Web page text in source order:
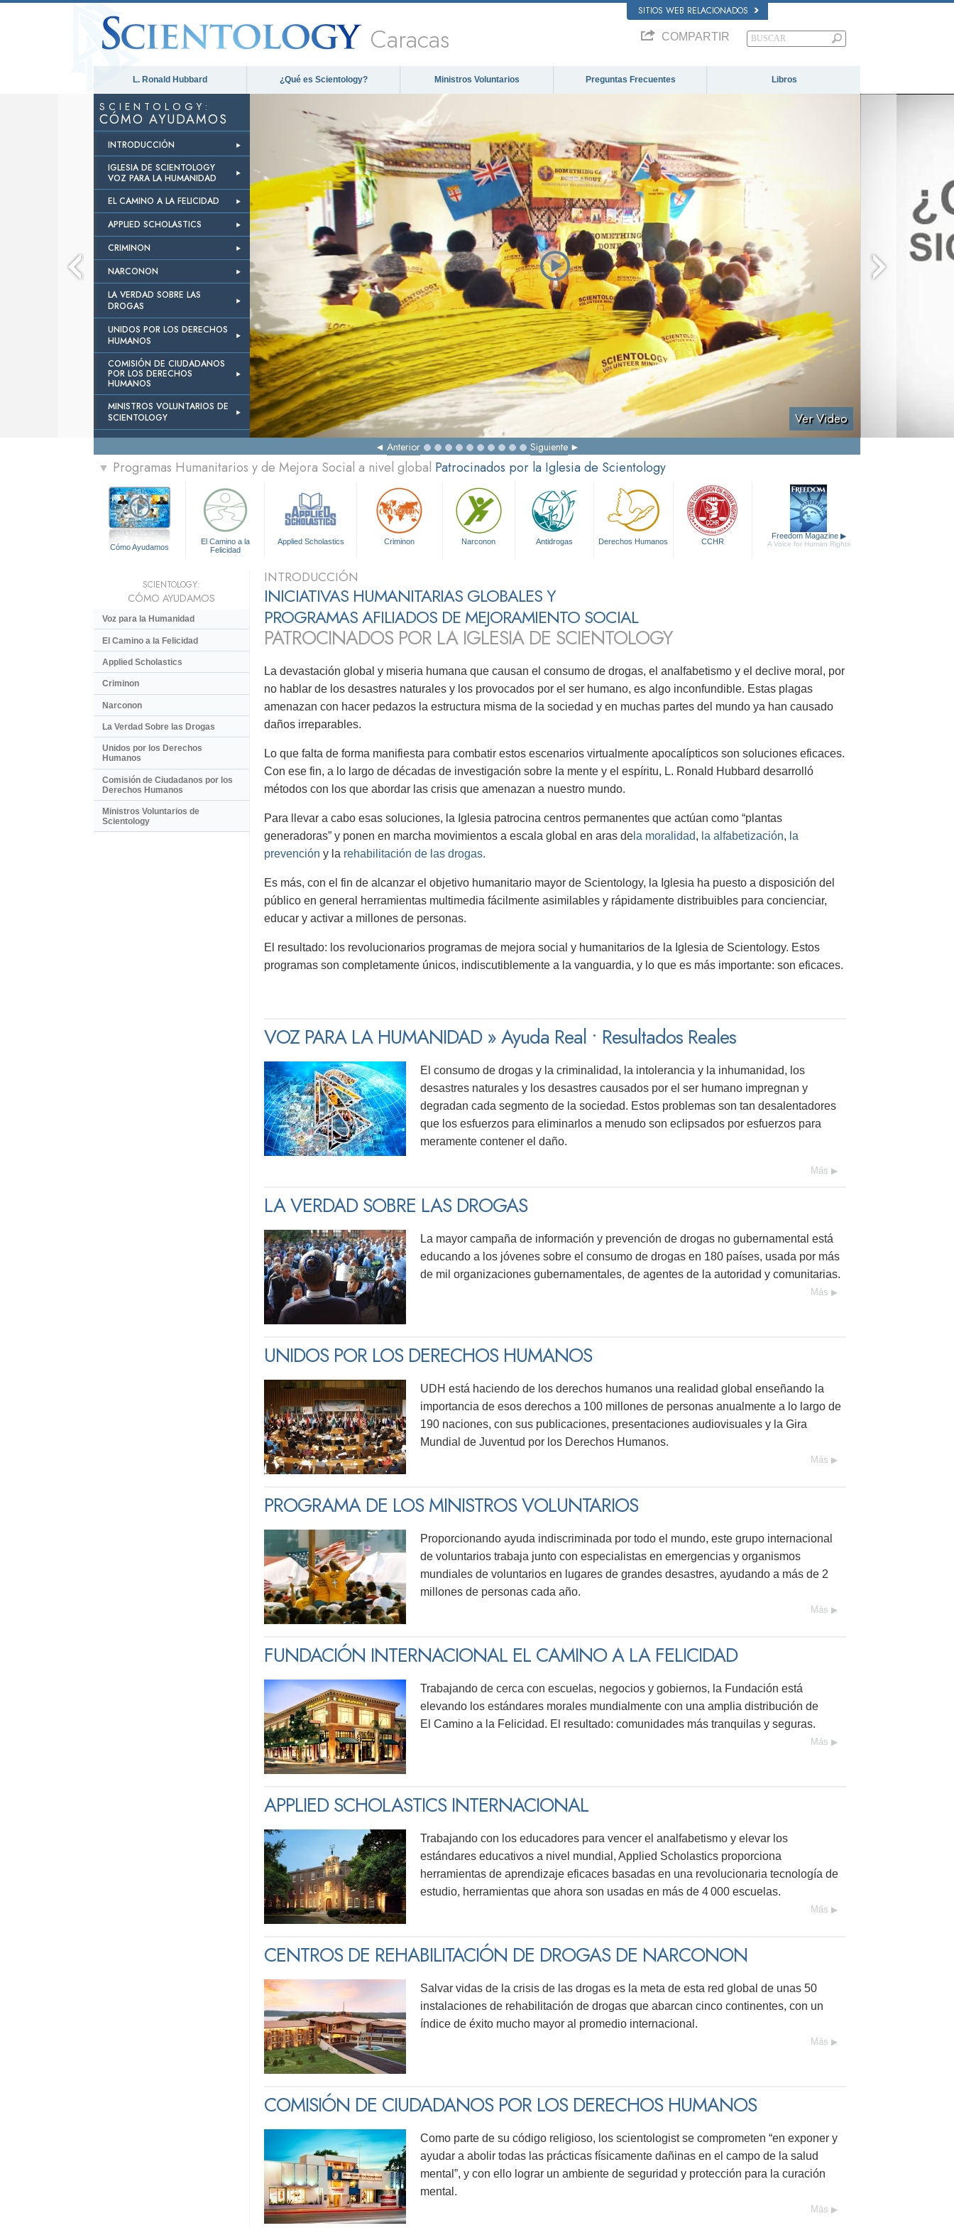
SITIOS WEB RELACIONADOS
Caracas COMPARTIR
L. Ronald Hubbard ¿Qué es Scientology? Ministros Voluntarios Preguntas Frecuentes Libros
SCIENTOLOGY:
CÓMO AYUDAMOS
INTRODUCCIÓN
IGLESIA DE SCIENTOLOGY
VOZ PARA LA HUMANIDAD
EL CAMINO A LA FELICIDAD
APPLIED SCHOLASTICS
CRIMINON
NARCONON
LA VERDAD SOBRE LAS
DROGAS
UNIDOS POR LOS DERECHOS
HUMANOS
COMISIÓN DE CIUDADANOS
POR LOS DERECHOS
HUMANOS
MINISTROS VOLUNTARIOS DE
SCIENTOLOGY
Ver Video
Anterior Siguiente
▼ Programas Humanitarios y de Mejora Social a nivel global Patrocinados por la Iglesia de Scientology
Cómo Ayudamos
El Camino a la
Felicidad
Applied Scholastics Criminon Narconon Antidrogas Derechos Humanos CCHR
Freedom Magazine ▶
A Voice for Human Rights
INTRODUCCIÓN
INICIATIVAS HUMANITARIAS GLOBALES Y
PROGRAMAS AFILIADOS DE MEJORAMIENTO SOCIAL
PATROCINADOS POR LA IGLESIA DE SCIENTOLOGY
La devastación global y miseria humana que causan el consumo de drogas, el analfabetismo y el declive moral, por
no hablar de los desastres naturales y los provocados por el ser humano, es algo inconfundible. Estas plagas
amenazan con hacer pedazos la estructura misma de la sociedad y en muchas partes del mundo ya han causado
daños irreparables.
Lo que falta de forma manifiesta para combatir estos escenarios virtualmente apocalípticos son soluciones eficaces.
Con ese fin, a lo largo de décadas de investigación sobre la mente y el espíritu, L. Ronald Hubbard desarrolló
métodos con los que abordar las crisis que amenazan a nuestro mundo.
Para llevar a cabo esas soluciones, la Iglesia patrocina centros permanentes que actúan como “plantas
generadoras” y ponen en marcha movimientos a escala global en aras de la moralidad, la alfabetización, la
prevención y la rehabilitación de las drogas.
Es más, con el fin de alcanzar el objetivo humanitario mayor de Scientology, la Iglesia ha puesto a disposición del
público en general herramientas multimedia fácilmente asimilables y rápidamente distribuibles para concienciar,
educar y activar a millones de personas.
El resultado: los revolucionarios programas de mejora social y humanitarios de la Iglesia de Scientology. Estos
programas son completamente únicos, indiscutiblemente a la vanguardia, y lo que es más importante: son eficaces.
VOZ PARA LA HUMANIDAD » Ayuda Real • Resultados Reales
El consumo de drogas y la criminalidad, la intolerancia y la inhumanidad, los
desastres naturales y los desastres causados por el ser humano impregnan y
degradan cada segmento de la sociedad. Estos problemas son tan desalentadores
que los esfuerzos para eliminarlos a menudo son eclipsados por esfuerzos para
meramente contener el daño.
Más
LA VERDAD SOBRE LAS DROGAS
La mayor campaña de información y prevención de drogas no gubernamental está
educando a los jóvenes sobre el consumo de drogas en 180 países, usada por más
de mil organizaciones gubernamentales, de agentes de la autoridad y comunitarias.
Más
UNIDOS POR LOS DERECHOS HUMANOS
UDH está haciendo de los derechos humanos una realidad global enseñando la
importancia de esos derechos a 100 millones de personas anualmente a lo largo de
190 naciones, con sus publicaciones, presentaciones audiovisuales y la Gira
Mundial de Juventud por los Derechos Humanos.
Más
PROGRAMA DE LOS MINISTROS VOLUNTARIOS
Proporcionando ayuda indiscriminada por todo el mundo, este grupo internacional
de voluntarios trabaja junto con especialistas en emergencias y organismos
mundiales de voluntarios en lugares de grandes desastres, ayudando a más de 2
millones de personas cada año.
Más
FUNDACIÓN INTERNACIONAL EL CAMINO A LA FELICIDAD
Trabajando de cerca con escuelas, negocios y gobiernos, la Fundación está
elevando los estándares morales mundialmente con una amplia distribución de
El Camino a la Felicidad. El resultado: comunidades más tranquilas y seguras.
Más
APPLIED SCHOLASTICS INTERNACIONAL
Trabajando con los educadores para vencer el analfabetismo y elevar los
estándares educativos a nivel mundial, Applied Scholastics proporciona
herramientas de aprendizaje eficaces basadas en una revolucionaria tecnología de
estudio, herramientas que ahora son usadas en más de 4 000 escuelas.
Más
CENTROS DE REHABILITACIÓN DE DROGAS DE NARCONON
Salvar vidas de la crisis de las drogas es la meta de esta red global de unas 50
instalaciones de rehabilitación de drogas que abarcan cinco continentes, con un
índice de éxito mucho mayor al promedio internacional.
Más
COMISIÓN DE CIUDADANOS POR LOS DERECHOS HUMANOS
Como parte de su código religioso, los scientologist se comprometen “en exponer y
ayudar a abolir todas las prácticas físicamente dañinas en el campo de la salud
mental”, y con ello lograr un ambiente de seguridad y protección para la curación
mental.
Más
SCIENTOLOGY:
CÓMO AYUDAMOS
Voz para la Humanidad
El Camino a la Felicidad
Applied Scholastics
Criminon
Narconon
La Verdad Sobre las Drogas
Unidos por los Derechos
Humanos
Comisión de Ciudadanos por los
Derechos Humanos
Ministros Voluntarios de
Scientology